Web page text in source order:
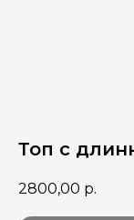
Топ с
2800,00 р.